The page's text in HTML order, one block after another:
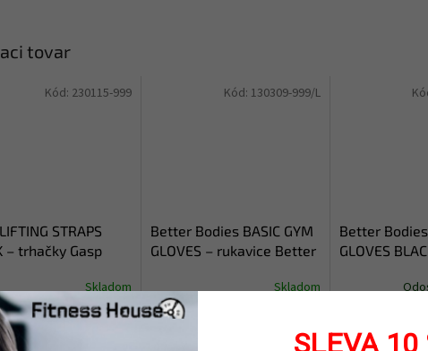
tovar
STRAPS
– trhačky Gasp
Skladom
€
Kód: 230115-999
Better Bodies BASIC GYM
GLOVES – rukavice Better
Skladom
DETAIL
Kód: 130309-999/L
Better Bodies
GLOVES
černé
44,90 €
SLEVA 10